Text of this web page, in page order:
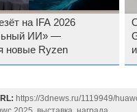
на IFA 2026
ИИ» —
новые Ryzen
https://3dnews.ru/1119949/